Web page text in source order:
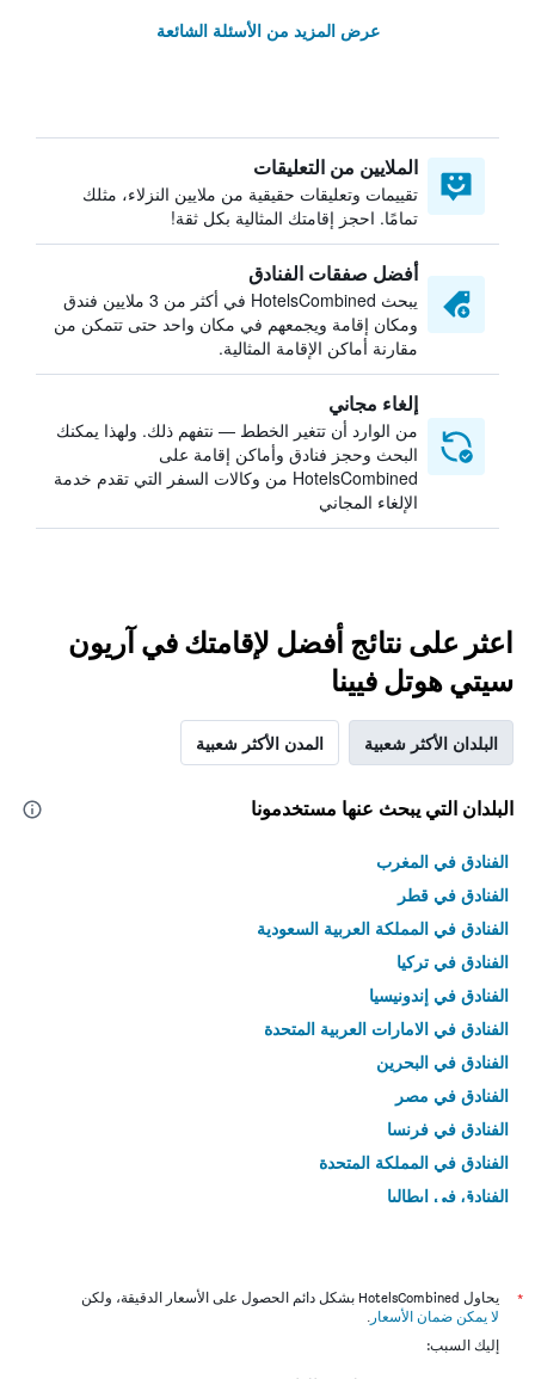
عرض المزيد من الأسئلة الشائعة
الملايين من التعليقات
تقييمات وتعليقات حقيقية من ملايين النزلاء، مثلك
تمامًا. احجز إقامتك المثالية بكل ثقة!
أفضل صفقات الفنادق
يبحث HotelsCombined في أكثر من 3 ملايين فندق
ومكان إقامة ويجمعهم في مكان واحد حتى تتمكن من
مقارنة أماكن الإقامة المثالية.
إلغاء مجاني
من الوارد أن تتغير الخطط — نتفهم ذلك. ولهذا يمكنك
البحث وحجز فنادق وأماكن إقامة على
HotelsCombined من وكالات السفر التي تقدم خدمة
الإلغاء المجاني
اعثر على نتائج أفضل لإقامتك في آريون
سيتي هوتل فيينا
البلدان الأكثر شعبية المدن الأكثر شعبية
البلدان التي يبحث عنها مستخدمونا
الفنادق في المغرب
الفنادق في قطر
الفنادق في المملكة العربية السعودية
الفنادق في تركيا
الفنادق في إندونيسيا
الفنادق في الامارات العربية المتحدة
الفنادق في البحرين
الفنادق في مصر
الفنادق في فرنسا
الفنادق في المملكة المتحدة
الفنادق في إيطاليا
*
يحاول HotelsCombined بشكل دائم الحصول على الأسعار الدقيقة، ولكن
لا يمكن ضمان الأسعار .
إليك السبب: